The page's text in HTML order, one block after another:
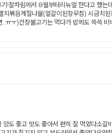
!잘차림에서 8월부터리뉴얼 한다고 했
볶음계절나물(얼갈이된장무침)​ 시금치
ㅠㅜ)간장불고기는 먹다가 밥에도 쓱쓱
도 좋고 맛도 좋아서 편히 잘 먹었다소갈